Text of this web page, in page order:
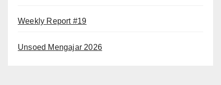
Weekly Report #19
Unsoed Mengajar 2026